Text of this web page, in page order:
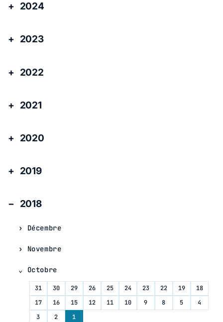
2024
2023
2022
2021
2020
2019
2018
Décembre
Novembre
Octobre
31 30 29 26 25 24 23 22 19
18
17
16 15 12 11 10 9 8 5
4
3
2 1